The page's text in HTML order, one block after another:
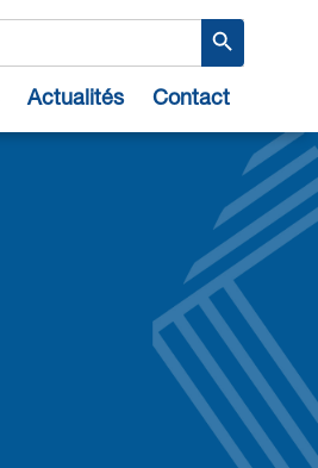
Search Button
Actualités Contact